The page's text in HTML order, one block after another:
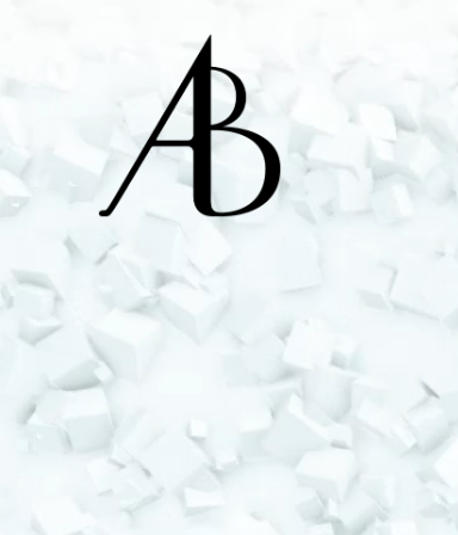
Alex
Ingénieur